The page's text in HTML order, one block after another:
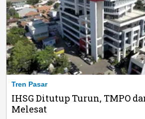
Tren Pasar
IHSG Ditutup Turun, TMPO
Melesat